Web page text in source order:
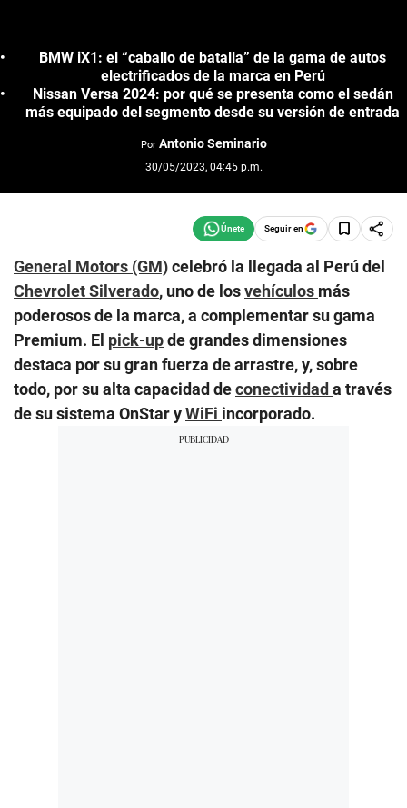
BMW iX1: el “caballo de batalla” de la gama de autos
electrificados de la marca en Perú
Nissan Versa 2024: por qué se presenta como el sedán
más equipado del segmento desde su versión de entrada
Por Antonio Seminario
30/05/2023, 04:45 p.m.
Seguir en
General Motors (GM)celebró la llegada al Perú del
ChevroletSilverado, uno de losvehículos más
poderosos de la marca, a complementar su gama
Premium. El pick-upde grandes dimensiones
destaca por su gran fuerza de arrastre, y, sobre
todo, por su alta capacidad deconectividada través
de su sistema OnStar yWiFi incorporado.